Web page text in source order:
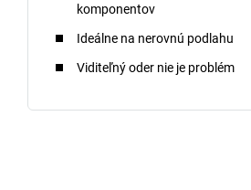
komponentov
Ideálne na nerovnú podlahu
Viditeľný oder nie je problém